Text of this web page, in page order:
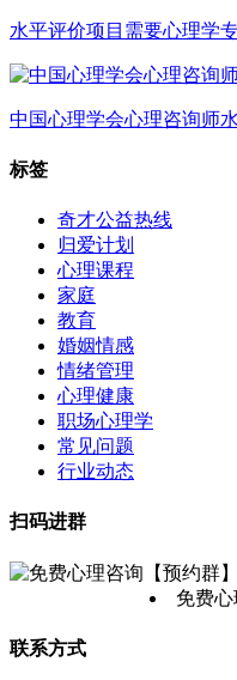
水平评价项目需要心理学
中国心理学会心理咨询师
标签
奇才公益热线
归爱计划
心理课程
家庭
教育
婚姻情感
情绪管理
心理健康
职场心理学
常见问题
行业动态
扫码进群
免费心
联系方式